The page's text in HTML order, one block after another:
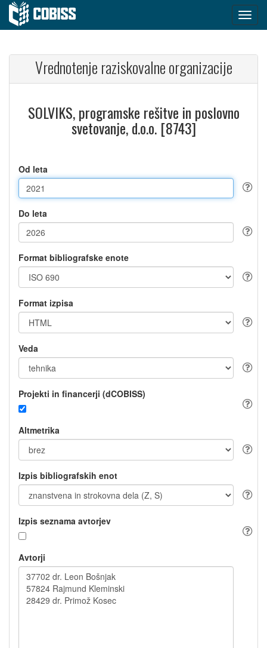
Vrednotenje raziskovalne organizacije
SOLVIKS, programske rešitve in poslovno
svetovanje, d.o.o. [8743]
Od leta
Do leta
Format bibliografske enote
Format izpisa
Veda
Projekti in financerji (dCOBISS)
Altmetrika
Izpis bibliografskih enot
Izpis seznama avtorjev
Avtorji